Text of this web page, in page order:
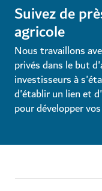
Suivez de
agricole
Nous travaillons
privés dans le but
investisseurs à
d'établir un lien et
pour développer